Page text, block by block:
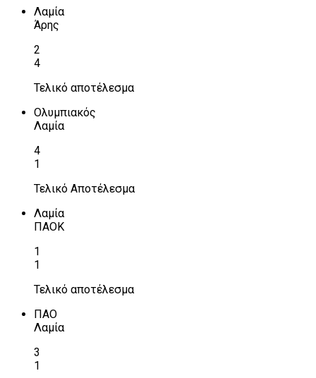
Λαμία
Άρης
2
4
Τελικό αποτέλεσμα
Ολυμπιακός
Λαμία
4
1
Τελικό Αποτέλεσμα
Λαμία
ΠΑΟΚ
1
1
Τελικό αποτέλεσμα
ΠΑΟ
Λαμία
3
1